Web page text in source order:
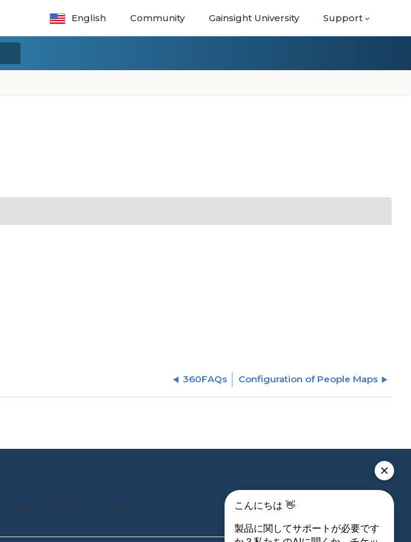
English Community Gainsight University Support
360FAQs Configuration of People Maps
CXone エキスパート ログイン